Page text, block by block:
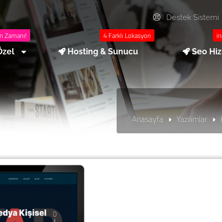
Destek Sistemi
Zamanı! 4 Farklı Lokasyon
Hosting & Sunucu Seo
Anasayfa Yazılımlar